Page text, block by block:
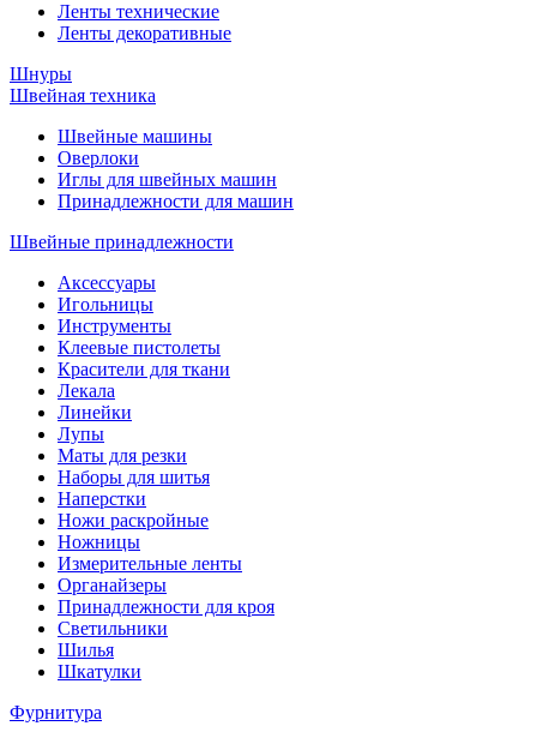
Ленты технические
Ленты декоративные
Шнуры
Швейная техника
Швейные машины
Оверлоки
Иглы для швейных машин
Принадлежности для машин
Швейные принадлежности
Аксессуары
Игольницы
Инструменты
Клеевые пистолеты
Красители для ткани
Лекала
Линейки
Лупы
Маты для резки
Наборы для шитья
Наперстки
Ножи раскройные
Ножницы
Измерительные ленты
Органайзеры
Принадлежности для кроя
Светильники
Шилья
Шкатулки
Фурнитура